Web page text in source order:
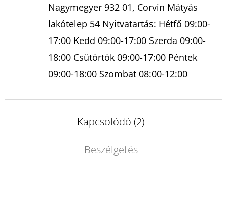
Nagymegyer 932 01, Corvin Mátyás
lakótelep 54 Nyitvatartás: Hétfő 09:00-
17:00 Kedd 09:00-17:00 Szerda 09:00-
18:00 Csütörtök 09:00-17:00 Péntek
09:00-18:00 Szombat 08:00-12:00
Kapcsolódó (2)
Beszélgetés